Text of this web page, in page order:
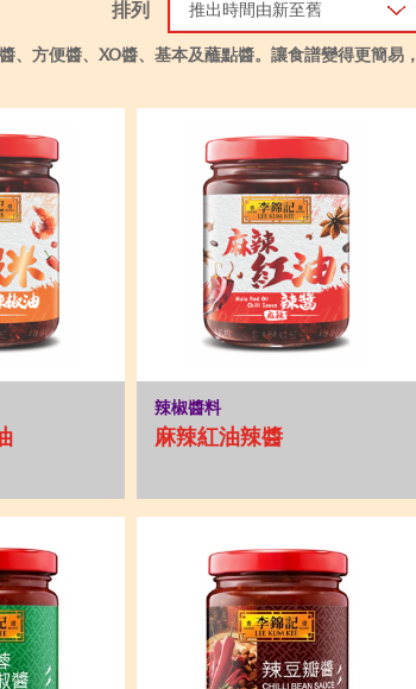
排列 推出時間由新至舊
、方便醬、XO醬、基本及蘸點醬。讓食譜變得更簡易，
辣椒醬料
麻辣紅油辣醬